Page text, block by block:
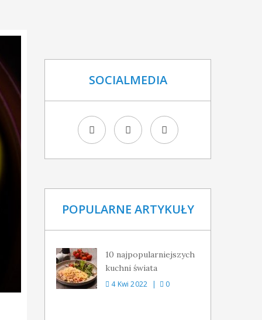
SOCIALMEDIA
POPULARNE ARTYKUŁY
10 najpopularniejszych
kuchni świata
4 Kwi 2022 0